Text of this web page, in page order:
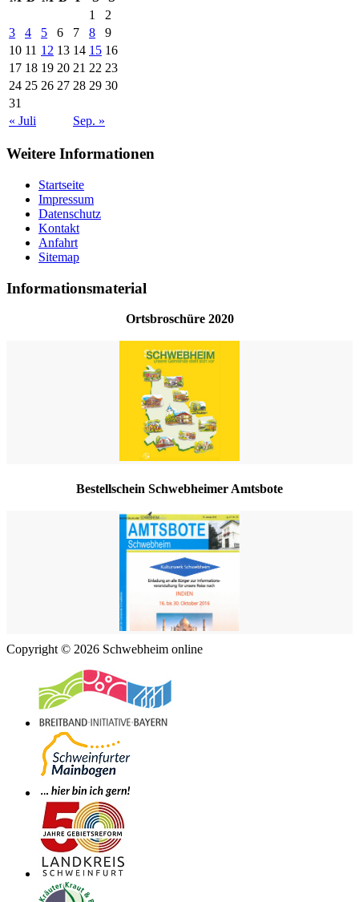
1
2
3
4 5 6 7 8
9
10 11 12 13 14 15 16
17 18 19 20 21 22 23
24 25 26 27 28 29 30
31
« Juli
Sep. »
Weitere Informationen
Startseite
Impressum
Datenschutz
Kontakt
Anfahrt
Sitemap
Informationsmaterial
Ortsbroschüre 2020
Bestellschein Schwebheimer Amtsbote
Copyright © 2026 Schwebheim online